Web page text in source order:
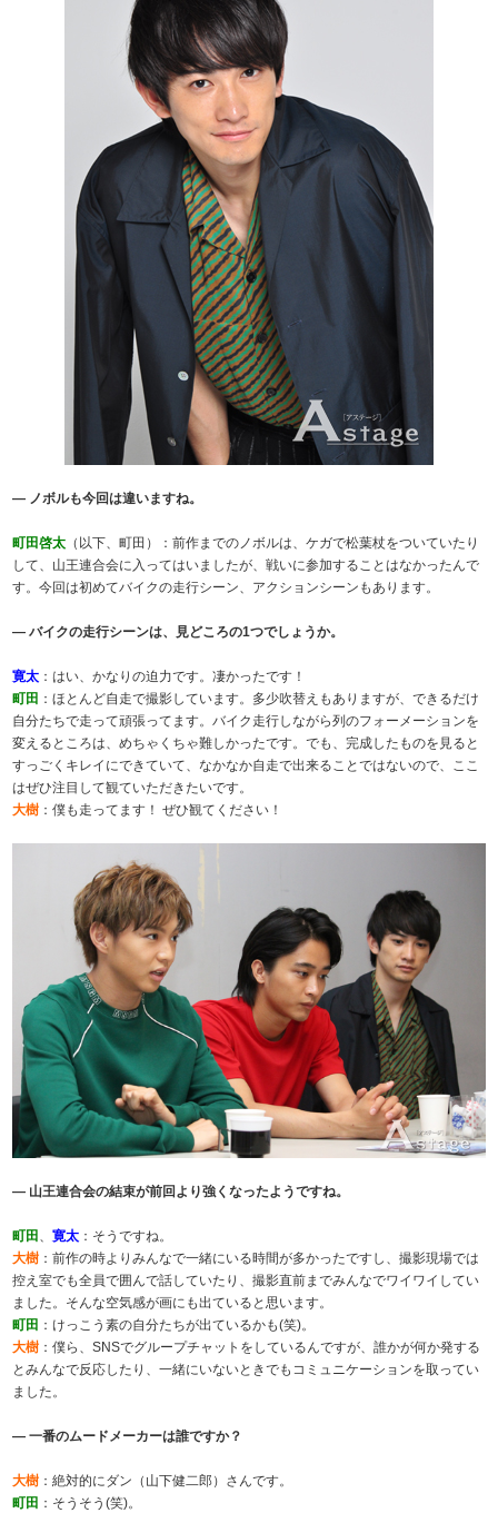
― ノボルも今回は違いますね。
町田啓太 （以下、町田）：前作までのノボルは、ケガで松葉杖をついていたり
して、山王連合会に入ってはいましたが、戦いに参加することはなかったんで
す。今回は初めてバイクの走行シーン、アクションシーンもあります。
― バイクの走行シーンは、見どころの1つでしょうか。
寛太 ：はい、かなりの迫力です。凄かったです！
町田 ：ほとんど自走で撮影しています。多少吹替えもありますが、できるだけ
自分たちで走って頑張ってます。バイク走行しながら列のフォーメーションを
変えるところは、めちゃくちゃ難しかったです。でも、完成したものを見ると
すっごくキレイにできていて、なかなか自走で出来ることではないので、ここ
はぜひ注目して観ていただきたいです。
大樹 ：僕も走ってます！ ぜひ観てください！
― 山王連合会の結束が前回より強くなったようですね。
町田 、寛太 ：そうですね。
大樹 ：前作の時よりみんなで一緒にいる時間が多かったですし、撮影現場では
控え室でも全員で囲んで話していたり、撮影直前までみんなでワイワイしてい
ました。そんな空気感が画にも出ていると思います。
町田 ：けっこう素の自分たちが出ているかも(笑)。
大樹 ：僕ら、SNSでグループチャットをしているんですが、誰かが何か発する
とみんなで反応したり、一緒にいないときでもコミュニケーションを取ってい
ました。
― 一番のムードメーカーは誰ですか？
大樹 ：絶対的にダン（山下健二郎）さんです。
町田 ：そうそう(笑)。